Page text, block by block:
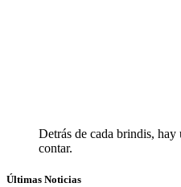
Detrás de cada brindis, hay
contar.
Últimas Noticias